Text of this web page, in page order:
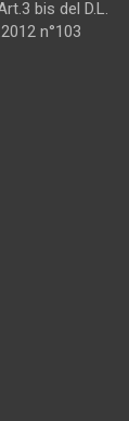
bis del D.L.
n°103